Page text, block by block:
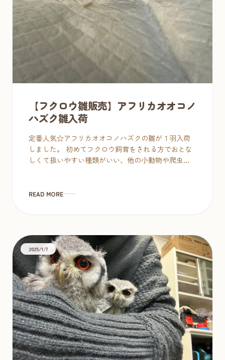
【フクロウ雛販売】アフリカオオコノ
ハズク雛入荷
定番人気☆アフリカオオコノハズクの雛が１羽入荷
しました。 初めてフクロウ飼育をされる方でおとな
しくて扱いやすい種類がいい、他の小動物や爬虫類
READ MORE
2025/1/7